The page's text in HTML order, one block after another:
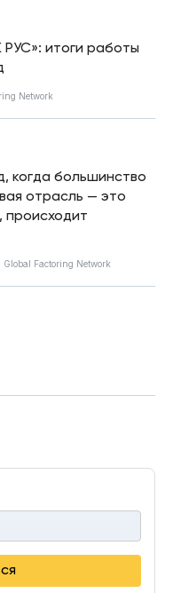
итоги работы
Network
когда большинство
отрасль — это
происходит
Global Factoring Network